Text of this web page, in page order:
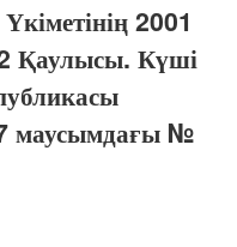
2001
Қаулысы. Күші
маусымдағы №